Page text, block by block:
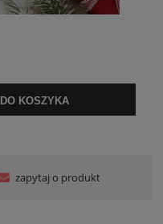
DO KOSZYKA
zapytaj o produkt